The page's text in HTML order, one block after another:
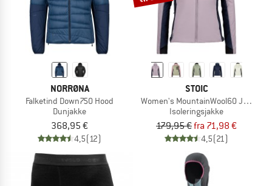
NORRØNA
Falketind Down750 Hood
Dunjakke
368,95 €
4,5(12)
STOIC
Women's MountainWool60
Isoleringsjakke
179,95 €fra 71,98 €
4,5(21)